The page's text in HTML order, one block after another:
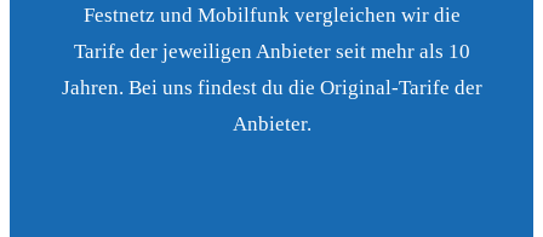
Festnetz und Mobilfunk vergleichen wir die
Tarife der jeweiligen Anbieter seit mehr als 10
Jahren. Bei uns findest du die Original-Tarife der
Anbieter.